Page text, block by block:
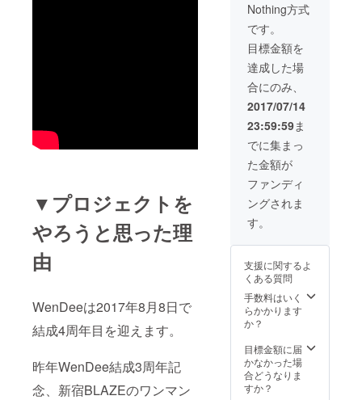
▼プロジェクトを
やろうと思った理
由
WenDeeは2017年8月8日で
結成4周年目を迎えます。
昨年WenDee結成3周年記
念、新宿BLAZEのワンマン
会にて） ・ワン
マンライブDVD
に名前クレジッ
ト ・BBQ+花火
参加券 実施予定
日 8月中土日
（日程決まり次
第ご連絡させて
途飲食代かかり
ます。 ・
WenDeeメン
バーと1時間遊ぼ
う！（お好きな
実施予定日 8月
20日（日） 交通
費、飲食代は別
途とさせて頂き
ます。 スタッフ
1人同行させて頂
きます。
Nothing方式
です。
目標金額を
達成した場
合にのみ、
2017/07/14
23:59:59ま
でに集まっ
た金額が
ファンディ
ングされま
す。
支援に関するよ
くある質問
手数料はいく
らかかります
か？
目標金額に届
かなかった場
合どうなりま
すか？